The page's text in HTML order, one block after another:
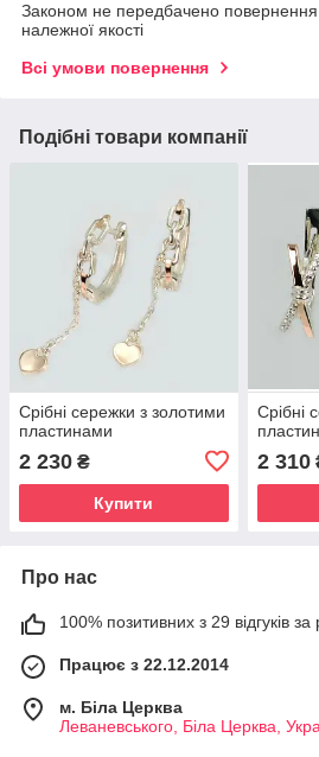
Законом не передбачено повернення
належної якості
Всі умови повернення
Подібні товари компанії
Срібні сережки з золотими
пластинами
2 230 ₴
Купити
Срібні
2 310
Про нас
100% позитивних з 29 відгуків за
Працює з 22.12.2014
м. Біла Церква
Леваневського, Біла Церква,